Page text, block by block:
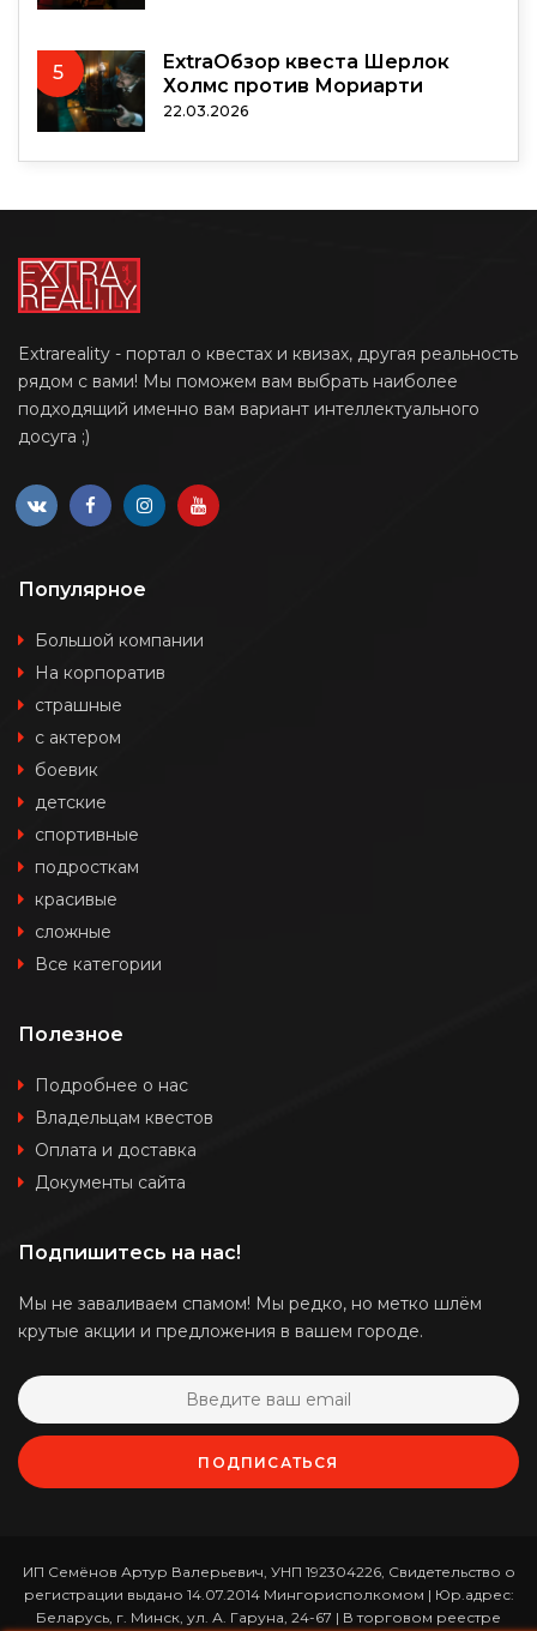
5
ExtraОбзор квеста Шерлок
Холмс против Мориарти
22.03.2026
Extrareality - портал о квестах и квизах, другая реальность
рядом с вами! Мы поможем вам выбрать наиболее
подходящий именно вам вариант интеллектуального
досуга ;)
Популярное
Большой компании
На корпоратив
страшные
с актером
боевик
детские
спортивные
подросткам
красивые
сложные
Все категории
Полезное
Подробнее о нас
Владельцам квестов
Оплата и доставка
Документы сайта
Подпишитесь на нас!
Мы не заваливаем спамом! Мы редко, но метко шлём
крутые акции и предложения в вашем городе.
ПОДПИСАТЬСЯ
ИП Семёнов Артур Валерьевич, УНП 192304226, Свидетельство о
регистрации выдано 14.07.2014 Мингорисполкомом | Юр.адрес:
Беларусь, г. Минск, ул. А. Гаруна, 24-67 | В торговом реестре